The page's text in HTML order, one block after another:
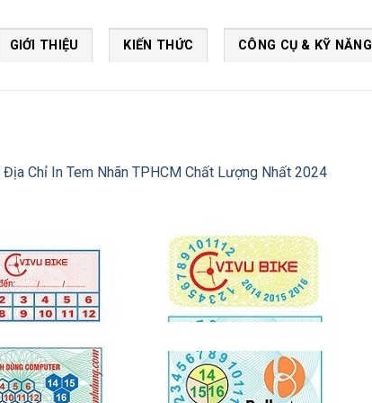
GIỚI THIỆU KIẾN THỨC CÔNG CỤ & KỸ NĂNG
Chỉ In Tem Nhãn TPHCM Chất Lượng Nhất 2024